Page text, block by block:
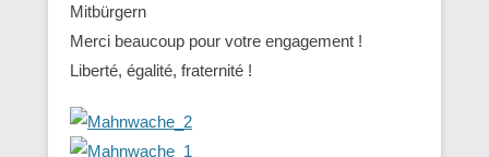
Mitbürgern
Merci beaucoup pour votre engagement !
Liberté, égalité, fraternité !